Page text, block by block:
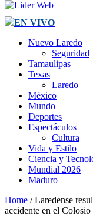
EN VIVO
Nuevo Laredo
Seguridad
Tamaulipas
Texas
Laredo
México
Mundo
Deportes
Espectáculos
Cultura
Vida y Estilo
Ciencia y
Mundial 2026
Maduro
Home / Laredense
accidente en el Colosio